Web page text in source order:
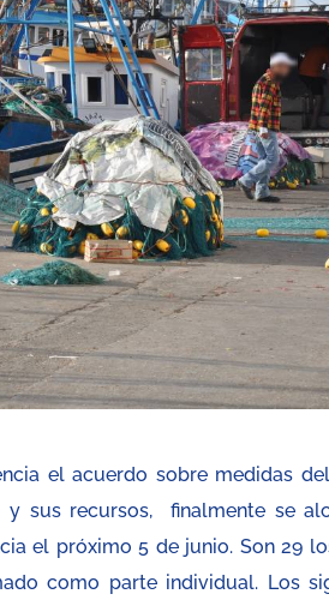
el acuerdo sobre medidas
sus recursos, finalmente se
el próximo 5 de junio. Son 29
como parte individual. Los